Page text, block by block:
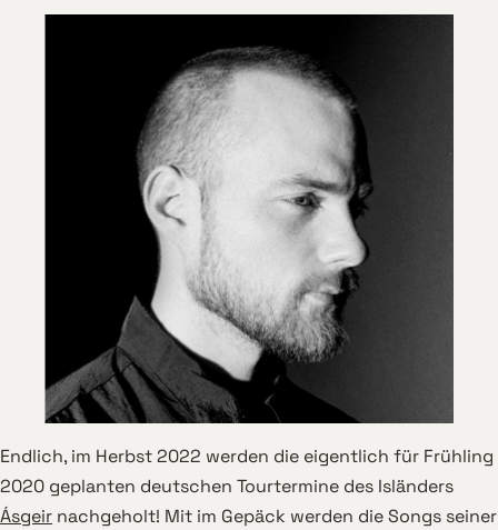
Endlich, im Herbst 2022 werden die eigentlich für Frühling
2020 geplanten deutschen Tourtermine des Isländers
Ásgeir nachgeholt! Mit im Gepäck werden die Songs seiner